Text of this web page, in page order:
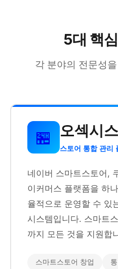
5대 핵
각 분야의 전문성
🏪 오섹시
스토어 통합 관리
네이버 스마트스토어,
이커머스 플랫폼을 하
율적으로 운영할 수 있
시스템입니다. 스마트
까지 모든 것을 지원합
스마트스토어 창업